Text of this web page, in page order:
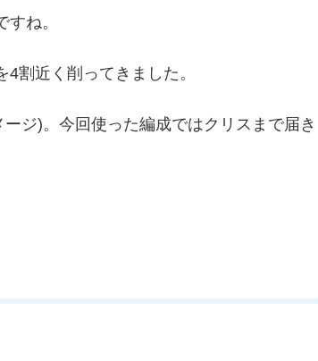
ね。
割近く削ってきました。
ジ)。今回使った編成ではクリスまで届き